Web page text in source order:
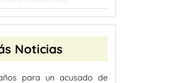
Noticias
para un acusado de